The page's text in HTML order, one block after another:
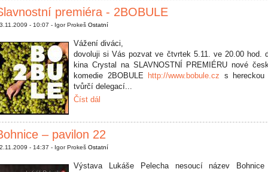
premiéra - 2BOBULE
- 10:07 - Igor Prokeš Ostatní
Vážení diváci,
dovoluji si Vás pozvat ve čtvrtek 5.11. ve 20.00 hod.
kina Crystal na SLAVNOSTNÍ PREMIÉRU nové
komedie 2BOBULE http://www.bobule.cz s hereckou
tvůrčí delegací...
Číst dál
– pavilon 22
- 14:37 - Igor Prokeš Ostatní
Výstava Lukáše Pelecha nesoucí název